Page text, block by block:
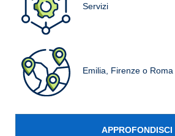
Servizi
Emilia, Firenze o Roma
APPROFONDISCI